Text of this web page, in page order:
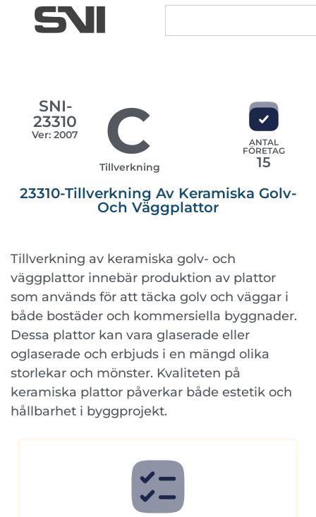
SNI-
23310
Ver: 2007 C
Tillverkning
ANTAL
FÖRETAG
15
23310-Tillverkning Av Keramiska Golv-
Och Väggplattor
Tillverkning av keramiska golv- och
väggplattor innebär produktion av plattor
som används för att täcka golv och väggar i
både bostäder och kommersiella byggnader.
Dessa plattor kan vara glaserade eller
oglaserade och erbjuds i en mängd olika
storlekar och mönster. Kvaliteten på
keramiska plattor påverkar både estetik och
hållbarhet i byggprojekt.